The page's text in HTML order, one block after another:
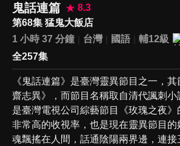
鬼話連篇
8.3
第68集 猛鬼大飯店
1 小時 37 分鐘
台灣 國語
輔12級
全257集
《鬼話連篇》是臺灣靈異節目之一，
齋志異》，而節目名稱取自清代諷刺
是臺灣電視公司綜藝節目《玫瑰之夜
非常高的收視率，也是現在靈異節目
魂飄搖在人間，話通陰陽兩界邊，連接